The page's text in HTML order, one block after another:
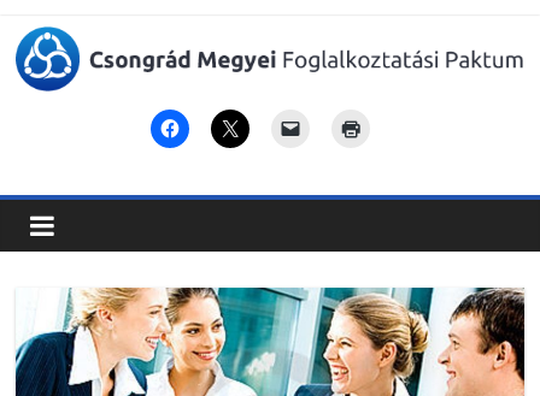
Csongrád
Megyei
Foglalkoztatási
Paktum